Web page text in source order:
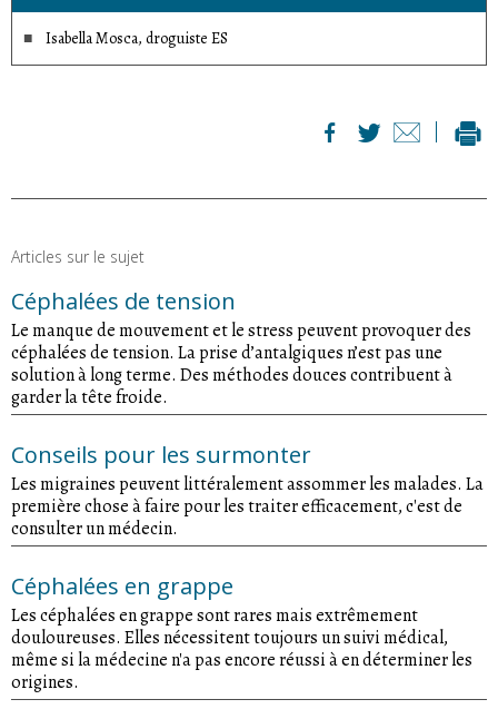
Isabella Mosca, droguiste ES
Articles sur le sujet
Céphalées de tension
Le manque de mouvement et le stress peuvent provoquer des
céphalées de tension. La prise d’antalgiques n’est pas une
solution à long terme. Des méthodes douces contribuent à
garder la tête froide.
Conseils pour les surmonter
Les migraines peuvent littéralement assommer les malades. La
première chose à faire pour les traiter efficacement, c'est de
consulter un médecin.
Céphalées en grappe
Les céphalées en grappe sont rares mais extrêmement
douloureuses. Elles nécessitent toujours un suivi médical,
même si la médecine n'a pas encore réussi à en déterminer les
origines.